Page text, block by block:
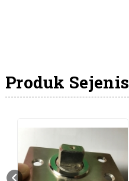
Produk Sejenis